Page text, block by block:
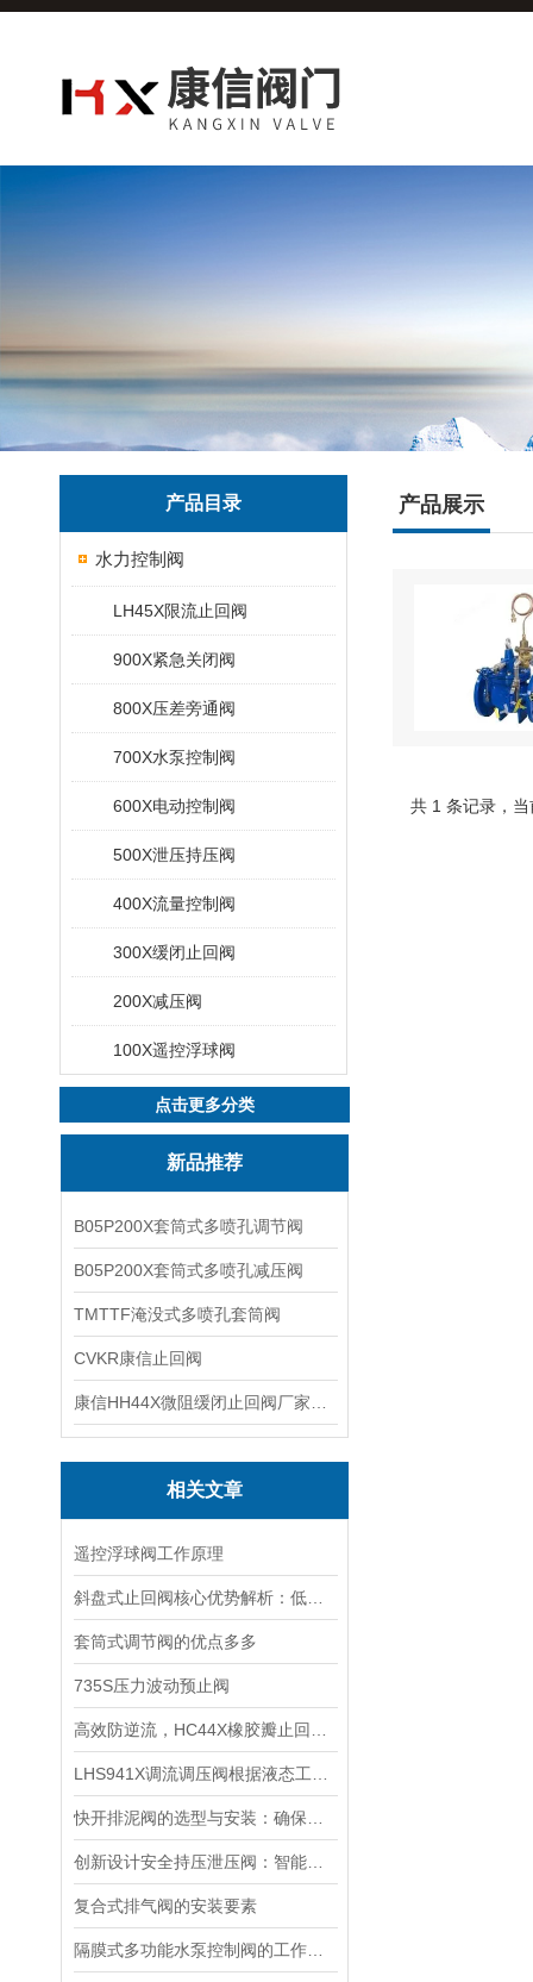
产品目录
水力控制阀
LH45X限流止回阀
900X紧急关闭阀
800X压差旁通阀
700X水泵控制阀
600X电动控制阀
500X泄压持压阀
400X流量控制阀
300X缓闭止回阀
200X减压阀
100X遥控浮球阀
点击更多分类
新品推荐
B05P200X套筒式多喷孔调节阀
B05P200X套筒式多喷孔减压阀
TMTTF淹没式多喷孔套筒阀
CVKR康信止回阀
相关文章
遥控浮球阀工作原理
套筒式调节阀的优点多多
735S压力波动预止阀
复合式排气阀的安装要素
产品展示
共 1 条记录，